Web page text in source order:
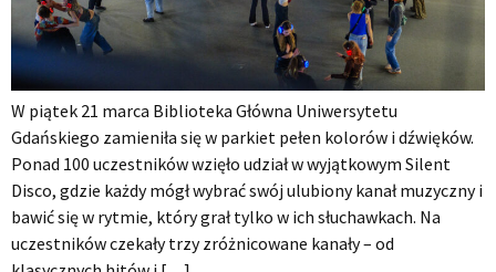
W piątek 21 marca Biblioteka Główna Uniwersytetu
Gdańskiego zamieniła się w parkiet pełen kolorów i dźwięków.
Ponad 100 uczestników wzięło udział w wyjątkowym Silent
Disco, gdzie każdy mógł wybrać swój ulubiony kanał muzyczny i
bawić się w rytmie, który grał tylko w ich słuchawkach. Na
uczestników czekały trzy zróżnicowane kanały – od